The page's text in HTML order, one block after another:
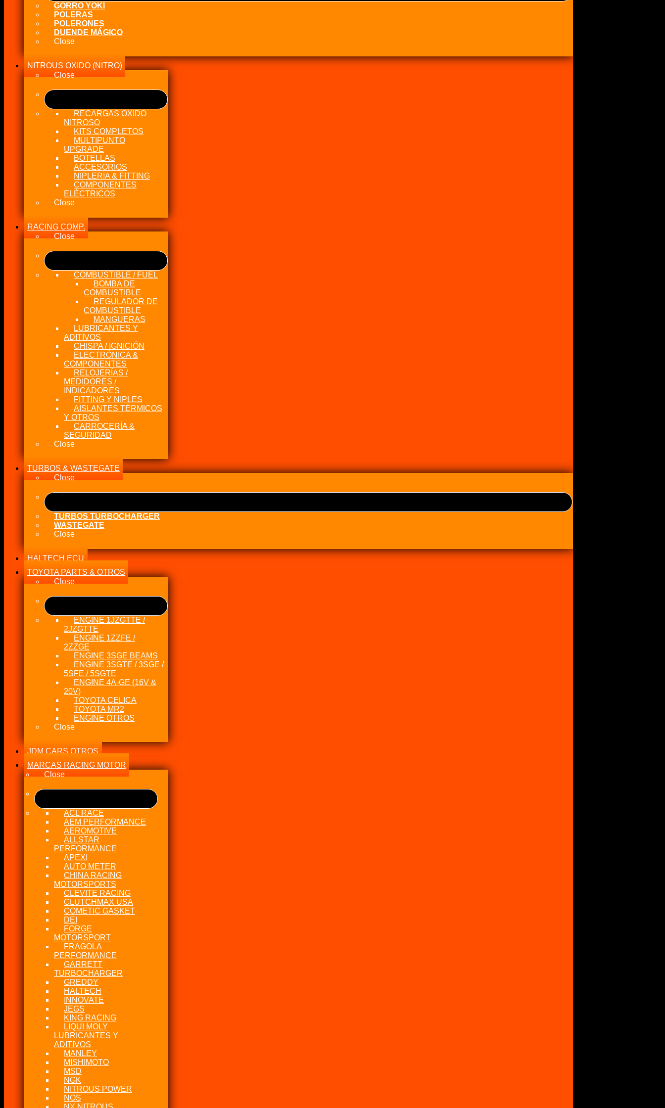
Series
GORRO YOKI
POLERAS
POLERONES
DUENDE MÁGICO
Close
NITROUS OXIDO (NITRO)
Close
RECARGAS OXIDO
NITROSO
KITS COMPLETOS
MULTIPUNTO
UPGRADE
BOTELLAS
ACCESORIOS
NIPLERIA & FITTING
COMPONENTES
ELÉCTRICOS
Close
RACING COMP.
Close
COMBUSTIBLE / FUEL
BOMBA DE
COMBUSTIBLE
REGULADOR DE
COMBUSTIBLE
MANGUERAS
LUBRICANTES Y
ADITIVOS
CHISPA / IGNICIÓN
ELECTRÓNICA &
COMPONENTES
RELOJERÍAS /
MEDIDORES /
INDICADORES
FITTING Y NIPLES
AISLANTES TÉRMICOS
Y OTROS
CARROCERÍA &
SEGURIDAD
Close
TURBOS & WASTEGATE
Close
TURBOS TURBOCHARGER
WASTEGATE
Close
HALTECH ECU
TOYOTA PARTS & OTROS
Close
ENGINE 1JZGTTE /
2JZGTTE
ENGINE 1ZZFE /
2ZZGE
ENGINE 3SGE BEAMS
ENGINE 3SGTE / 3SGE /
5SFE / 5SGTE
ENGINE 4A-GE (16V &
20V)
TOYOTA CELICA
TOYOTA MR2
ENGINE OTROS
Close
JDM CARS OTROS
MARCAS RACING MOTOR
Close
ACL RACE
AEM PERFORMANCE
AEROMOTIVE
ALLSTAR
PERFORMANCE
APEXI
AUTO METER
CHINA RACING
MOTORSPORTS
CLEVITE RACING
CLUTCHMAX USA
COMETIC GASKET
DEI
FORGE
MOTORSPORT
FRAGOLA
PERFORMANCE
GARRETT
TURBOCHARGER
GREDDY
HALTECH
INNOVATE
JEGS
KING RACING
LIQUI MOLY
LUBRICANTES Y
ADITIVOS
MANLEY
MISHIMOTO
MSD
NGK
NITROUS POWER
NOS